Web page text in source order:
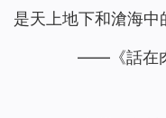
是天上地下和滄海中
——《話在